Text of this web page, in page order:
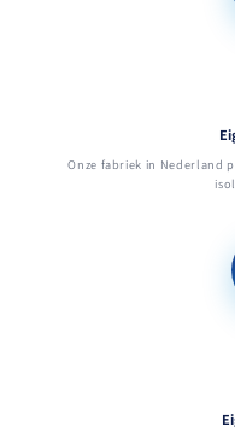
Onze fabriek in Nederland